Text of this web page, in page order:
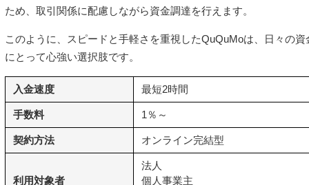
ため、取引関係に配慮しながら資金調達を行えます。
このように、スピードと手軽さを重視したQuQuMoは、日々の
にとって心強い選択肢です。
入金速度 最短2時間
手数料 1％～
契約方法 オンライン完結型
利用対象者
法人
個人事業主